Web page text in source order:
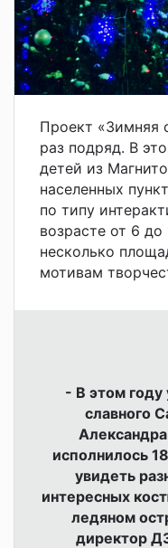
Проект «Зимняя
раз подряд. В
детей из
населенных
по типу
возрасте от 6 до
несколько
мотивам
- В этом году
славного
исполнилось
увидеть
интересных
ледяном
директор